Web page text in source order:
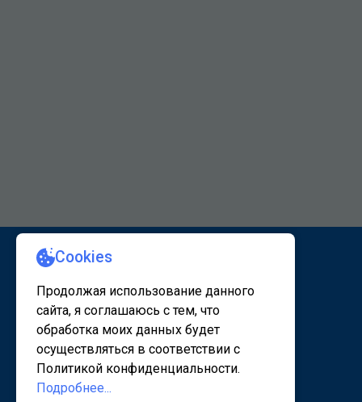
КАРТА САЙТА 1 КАРТА САЙТА 2
© 2020 - 2026, www.sanatorsk.ru